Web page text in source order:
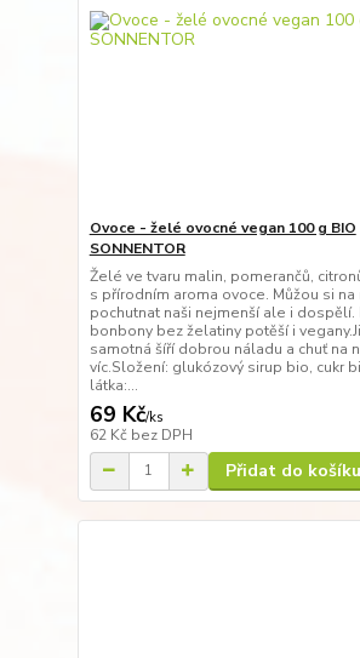
Ovoce - želé ovocné vegan 100 g BIO
SONNENTOR
Želé ve tvaru malin, pomerančů,
s přírodním aroma ovoce. Můžou si na
pochutnat naši nejmenší ale i dospělí.
bonbony bez želatiny potěší i
samotná šíří dobrou náladu a chuť na
víc.Složení: glukózový sirup bio, cukr
látka:...
69 Kč/ks
62 Kč bez DPH
Přidat do košíku